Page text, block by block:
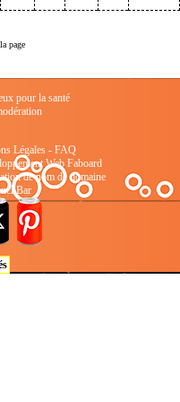
page
pour la santé
Légales- FAQ
Web Faboard
de nom de domaine